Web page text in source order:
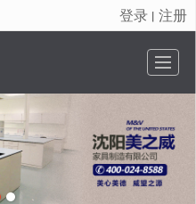
很遗憾，因您的浏览器版本过低导致无法获得最佳浏览体验，推荐下载安装谷歌浏览器！
登录 丨 注册
工程案例 联系我们